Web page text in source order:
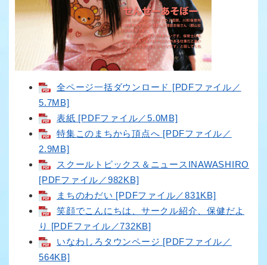
全ページ一括ダウンロード [PDFファイル／
5.7MB]
表紙 [PDFファイル／5.0MB]
特集このまちから頂点へ [PDFファイル／
2.9MB]
スクールトピックス＆ニュースINAWASHIRO
[PDFファイル／982KB]
まちのわだい [PDFファイル／831KB]
笑顔でこんにちは、サークル紹介、保健だよ
り [PDFファイル／732KB]
いなわしろタウンページ [PDFファイル／
564KB]